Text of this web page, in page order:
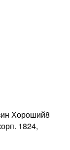
Хороший8
1824,